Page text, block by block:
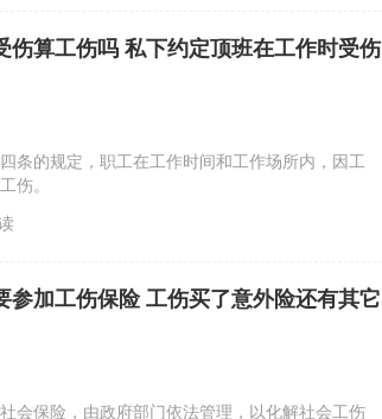
伤算工伤吗 私下约定顶班在工作时受伤
条的规定，职工在工作时间和工作场所内，因工
伤。
参加工伤保险 工伤买了意外险还有其它
会保险，由政府部门依法管理，以化解社会工伤